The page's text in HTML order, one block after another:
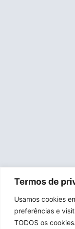
Termos de
Usamos cookies
preferências e
TODOS os